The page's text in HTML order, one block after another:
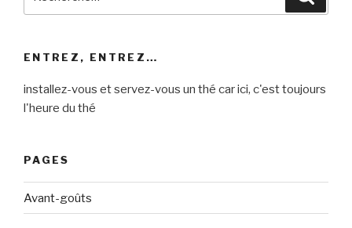
ENTREZ, ENTREZ…
installez-vous et servez-vous un thé car ici, c'est toujours
l'heure du thé
PAGES
Avant-goûts